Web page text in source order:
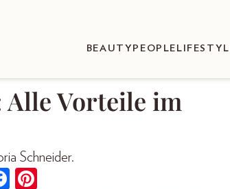
BEAUTY PEOPLE
Alle Vorteile im
Schneider.